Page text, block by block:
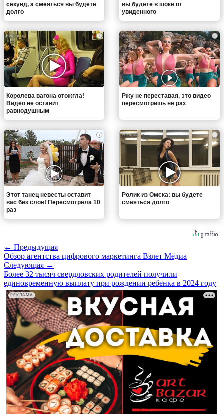
секунд, а смеяться вы будете
долго
вы будете в шоке от
увиденного
i
Королева вагона отожгла!
Видео не оставит
равнодушным
i
Ржу не переставая, это видео
пересмотришь не раз
i
Этот танец невесты оставит
вас без слов! Пересмотрела 10
раз
i
Ролик из Омска: вы будете
смеяться долго
← Предыдущая
Обзор агентства цифрового маркетинга Взлет Медиа
Следующая →
Более 32 тысяч свердловских родителей получили
единовременную выплату при рождении ребенка в 2024 году
РЕКЛАМА